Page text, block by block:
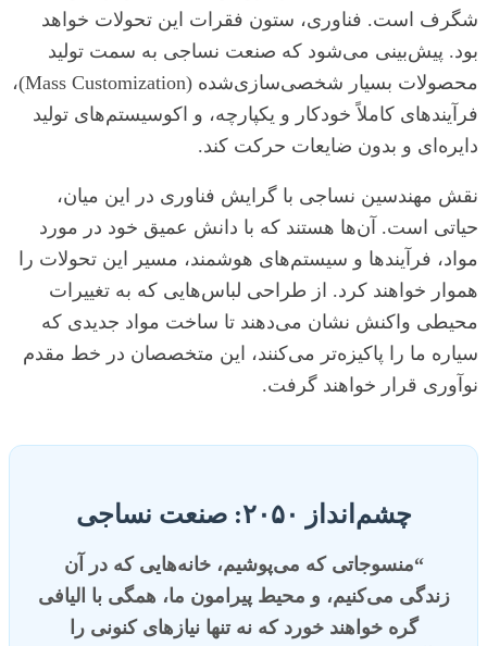
شگرف است. فناوری، ستون فقرات این تحولات خواهد
بود. پیش‌بینی می‌شود که صنعت نساجی به سمت تولید
محصولات بسیار شخصی‌سازی‌شده (Mass Customization)،
فرآیندهای کاملاً خودکار و یکپارچه، و اکوسیستم‌های تولید
دایره‌ای و بدون ضایعات حرکت کند.
نقش مهندسین نساجی با گرایش فناوری در این میان،
حیاتی است. آن‌ها هستند که با دانش عمیق خود در مورد
مواد، فرآیندها و سیستم‌های هوشمند، مسیر این تحولات را
هموار خواهند کرد. از طراحی لباس‌هایی که به تغییرات
محیطی واکنش نشان می‌دهند تا ساخت مواد جدیدی که
سیاره ما را پاکیزه‌تر می‌کنند، این متخصصان در خط مقدم
نوآوری قرار خواهند گرفت.
چشم‌انداز ۲۰۵۰: صنعت نساجی
“منسوجاتی که می‌پوشیم، خانه‌هایی که در آن
زندگی می‌کنیم، و محیط پیرامون ما، همگی با الیافی
گره خواهند خورد که نه تنها نیازهای کنونی را